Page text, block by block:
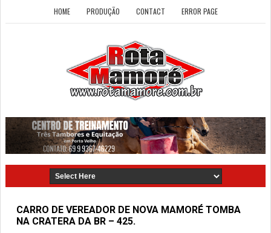
HOME PRODUÇÃO CONTACT ERROR PAGE
CARRO DE VEREADOR DE NOVA MAMORÉ TOMBA
NA CRATERA DA BR – 425.